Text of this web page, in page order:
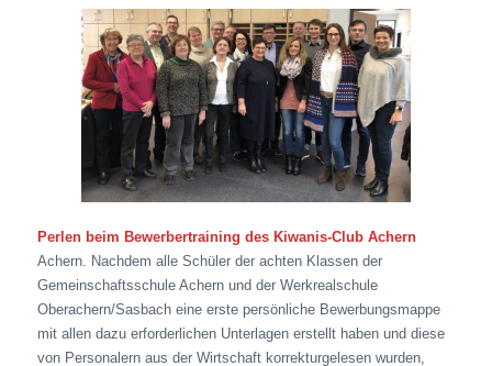
Perlen beim Bewerbertraining des Kiwanis-Club Achern
Achern. Nachdem alle Schüler der achten Klassen der
Gemeinschaftsschule Achern und der Werkrealschule
Oberachern/Sasbach eine erste persönliche Bewerbungsmappe
mit allen dazu erforderlichen Unterlagen erstellt haben und diese
von Personalern aus der Wirtschaft korrekturgelesen wurden,